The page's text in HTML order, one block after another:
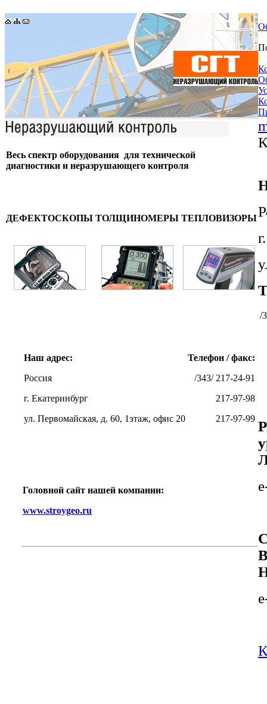
Весь спектр оборудования для технической
диагностики и неразрушающего контроля
ДЕФЕКТОСКОПЫ ТОЛЩИНОМЕРЫ ТЕПЛОВИЗОРЫ
Наш адрес:
Россия
г. Екатеринбург
ул. Первомайская, д. 60, 1этаж, офис 20
Телефон / факс:
/343/ 217-24-91
217-97-98
217-97-99
Головной сайт нашей компании:
www.stroygeo.ru
/